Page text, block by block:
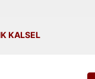
KALSEL